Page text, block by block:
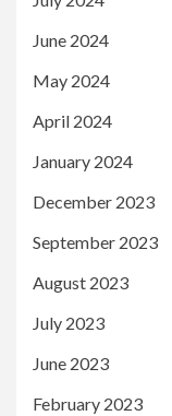
June 2024
May 2024
April 2024
January 2024
December 2023
September 2023
August 2023
July 2023
June 2023
February 2023